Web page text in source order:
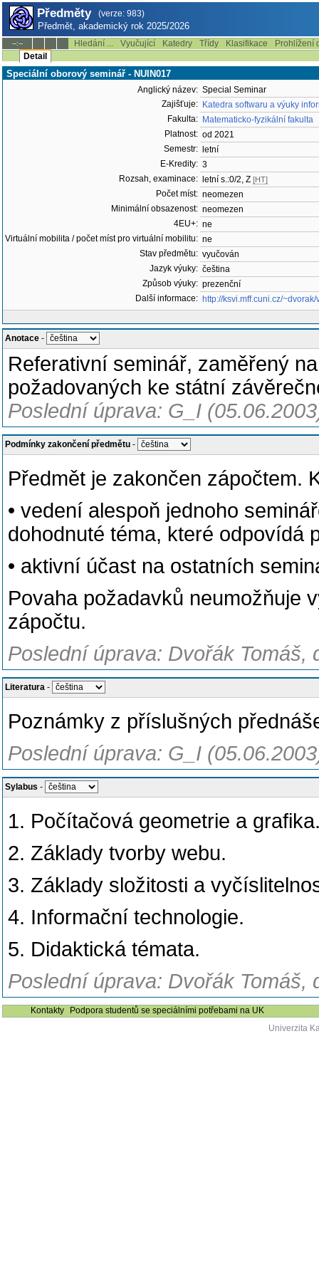
Předměty (verze: 983)
Předmět, akademický rok 2025/2026
--:-- Hledání ... Vyučující Katedry Třídy Klasifikace
Prohlížení
Detail
Speciální oborový seminář - NUIN017
Anglický název: Special Seminar
Zajišťuje: Katedra softwaru a výuky
Fakulta: Matematicko-fyzikální fakulta
Platnost: od 2021
Semestr:
letní
E-Kredity: 3
Rozsah, examinace:
letní s.:0/2, Z [HT]
Počet míst: neomezen
Minimální obsazenost: neomezen
4EU+: ne
Virtuální mobilita / počet míst pro virtuální mobilitu: ne
Stav předmětu: vyučován
Jazyk výuky: čeština
Způsob výuky: prezenční
Další informace: http://ksvi.mff.cuni.cz/
Anotace -
Referativní seminář, zaměřený
požadovaných ke státní
Poslední úprava: G_I
Podmínky zakončení předmětu -
Předmět je zakončen zápočtem.
• vedení alespoň jednoho
dohodnuté téma, které odpovídá
• aktivní účast na ostatních
Povaha požadavků neumožňuje
zápočtu.
Poslední úprava: Dvořák Tomáš,
Literatura -
Poznámky z příslušných
Poslední úprava: G_I
Sylabus -
1. Počítačová geometrie a
2. Základy tvorby webu.
3. Základy složitosti a
4. Informační technologie.
5. Didaktická témata.
Poslední úprava: Dvořák Tomáš,
Kontakty
Podpora studentů se speciálními potřebami na UK
Univerzita